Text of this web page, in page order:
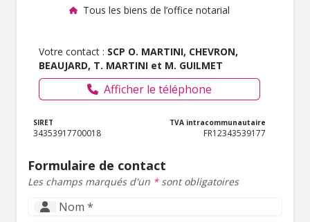
Tous les biens de l’office notarial
Votre contact : SCP O. MARTINI, CHEVRON,
BEAUJARD, T. MARTINI et M. GUILMET
Afficher le téléphone
SIRET
34353917700018
TVA intracommunautaire
FR12343539177
Formulaire de contact
Les champs marqués d'un *sont obligatoires